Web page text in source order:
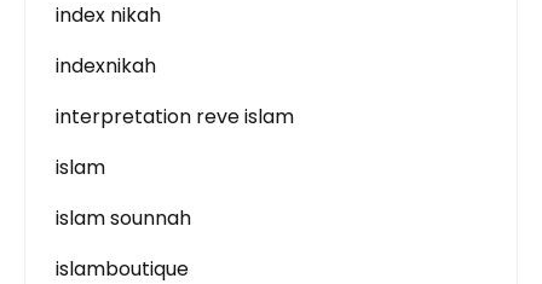
index nikah
indexnikah
interpretation reve islam
islam
islam sounnah
islamboutique